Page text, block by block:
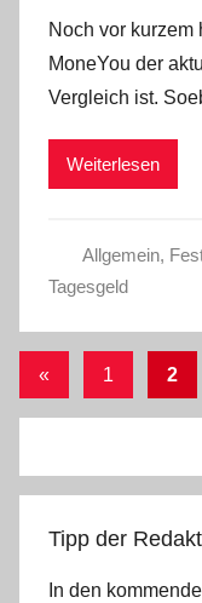
Noch vor kurzem
MoneYou der
Vergleich ist.
Weiterlesen
Allgemein,
Tagesgeld
der
« Vorherige
1 2
Tipp der
In den